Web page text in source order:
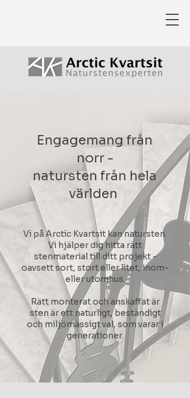
Engagemang från
norr -
natursten från hela
världen
Vi på Arctic Kvartsit kan natursten.
Vi hjälper dig hitta rätt
stenmaterial till ditt projekt -
oavsett sort, stort eller litet, inom-
eller utomhus.
Rätt monterat och anskaffat är
sten är ett naturligt, beständigt
och miljömässigt val, som varar i
generationer.